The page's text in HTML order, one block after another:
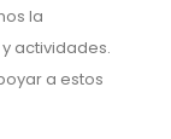
la
actividades.
a estos